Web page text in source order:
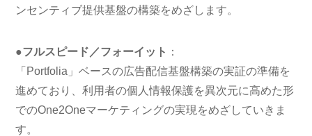
ンセンティブ提供基盤の構築をめざします。
●フルスピード／フォーイット ：
「Portfolia」ベースの広告配信基盤構築の実証の準備を
進めており、利用者の個人情報保護を異次元に高めた形
でのOne2Oneマーケティングの実現をめざしていきま
す。